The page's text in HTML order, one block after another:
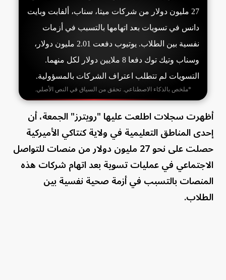
27 مليون دولار من شركات ميتا، سناب، ألفابت وبايت
دانس في تسويات بعد اتهامها بالتسبب في أزمات
نفسية بين الطلاب. يوتيوب دفعت 2.01 مليون دولار،
وسناب وتيك توك دفعا 8 ملايين دولار لكل منهما.
التسويات لم تتطلب اعتراف الشركات بالمسؤولية.
*ملخص بالذكاء الاصطناعي. تحقق من السياق في النص الأصلي.
أظهرت سجلات اطلعت عليها "رويترز" الجمعة، أن
إحدى المناطق التعليمية في ولاية كنتاكي الأميركية
حصلت على نحو 27 مليون دولار من منصات للتواصل
الاجتماعي في عمليات تسوية بعد اتهام شركات هذه
المنصات بالتسبب في أزمة صحية نفسية بين
الطلاب.